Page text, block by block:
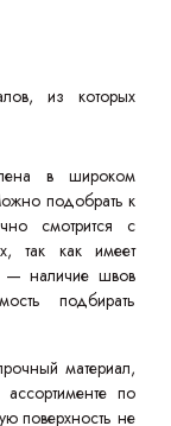
из которых
в широком
подобрать к
смотрится с
так как имеет
— наличие швов
подбирать
материал,
по
поверхность не